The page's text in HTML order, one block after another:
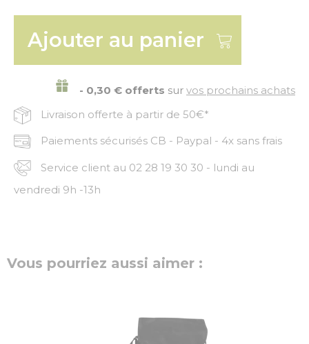
Ajouter au panier
- 0,30 € offerts sur vos prochains achats
Livraison offerte à partir de 50€*
Paiements sécurisés CB - Paypal - 4x sans frais
Service client au 02 28 19 30 30 - lundi au
vendredi 9h -13h
Vous pourriez aussi aimer :